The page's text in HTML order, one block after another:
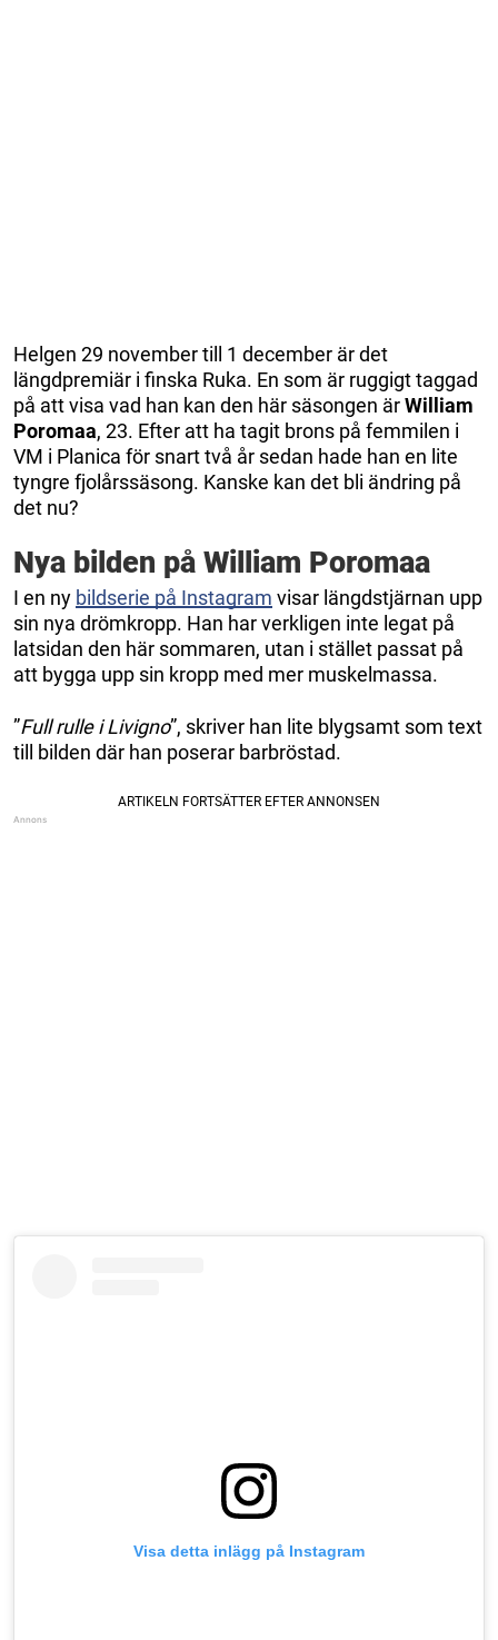
Helgen 29 november till 1 december är det
längdpremiär i finska Ruka. En som är ruggigt taggad
på att visa vad han kan den här säsongen ärWilliam
Poromaa, 23. Efter att ha tagit brons på femmilen i
VM i Planica för snart två år sedan hade han en lite
tyngre fjolårssäsong. Kanske kan det bli ändring på
det nu?
Nya bilden på William Poromaa
I en ny bildserie på Instagram visar längdstjärnan upp
sin nya drömkropp. Han har verkligen inte legat på
latsidan den här sommaren, utan i stället passat på
att bygga upp sin kropp med mer muskelmassa.
”Full rulle i Livigno”, skriver han lite blygsamt som text
till bilden där han poserar barbröstad.
Visa detta inlägg på Instagram